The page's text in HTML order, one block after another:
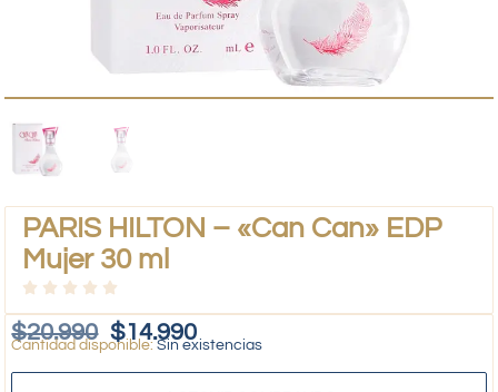
PARIS HILTON – «Can Can» EDP
Mujer 30 ml
$20.990 $14.990
Sin existencias